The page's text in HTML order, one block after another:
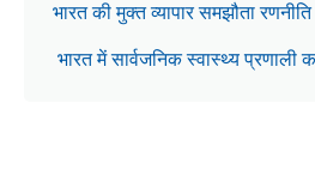
भारत की मुक्त व्यापार समझौता
भारत में सार्वजनिक स्वास्थ्य प्रणाली